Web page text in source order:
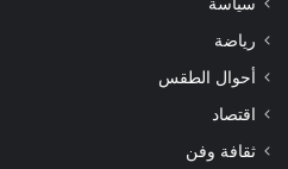
رياضة
أحوال الطقس
اقتصاد
ثقافة وفن